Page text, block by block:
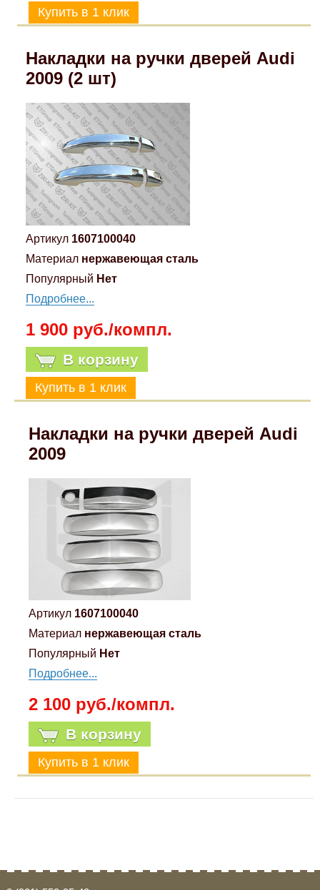
Накладки на ручки дверей Audi
2009 (2 шт)
Артикул 1607100040
Материал нержавеющая сталь
Популярный Нет
Подробнее...
1 900 руб./компл.
В корзину
Накладки на ручки дверей Audi
2009
Артикул 1607100040
Материал нержавеющая сталь
Популярный Нет
Подробнее...
2 100 руб./компл.
В корзину